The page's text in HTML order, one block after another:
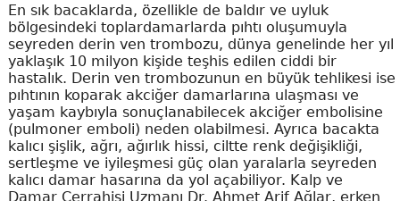
En sık bacaklarda, özellikle de baldır ve uyluk
bölgesindeki toplardamarlarda pıhtı oluşumuyla
seyreden derin ven trombozu, dünya genelinde her yıl
yaklaşık 10 milyon kişide teşhis edilen ciddi bir
hastalık. Derin ven trombozunun en büyük tehlikesi ise
pıhtının koparak akciğer damarlarına ulaşması ve
yaşam kaybıyla sonuçlanabilecek akciğer embolisine
(pulmoner emboli) neden olabilmesi. Ayrıca bacakta
kalıcı şişlik, ağrı, ağırlık hissi, ciltte renk değişikliği,
sertleşme ve iyileşmesi güç olan yaralarla seyreden
kalıcı damar hasarına da yol açabiliyor. Kalp ve
Damar Cerrahisi Uzmanı Dr. Ahmet Arif Ağlar, erken